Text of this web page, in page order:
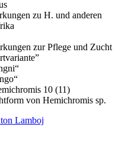
zu H. und anderen
zur Pflege und Zucht
10 (11)
von Hemichromis sp.